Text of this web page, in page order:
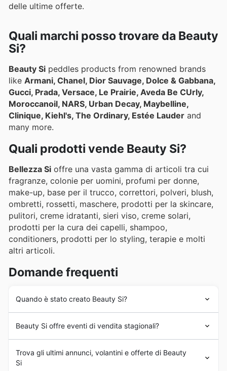
delle ultime offerte.
Quali marchi posso trovare da Beauty
Si?
Beauty Si peddles products from renowned brands
like Armani, Chanel, Dior Sauvage, Dolce & Gabbana,
Gucci, Prada, Versace, Le Prairie, Aveda Be CUrly,
Moroccanoil, NARS, Urban Decay, Maybelline,
Clinique, Kiehl's, The Ordinary, Estée Lauder and
many more.
Quali prodotti vende Beauty Si?
Bellezza Si offre una vasta gamma di articoli tra cui
fragranze, colonie per uomini, profumi per donne,
make-up, base per il trucco, correttori, polveri, blush,
ombretti, rossetti, maschere, prodotti per la skincare,
pulitori, creme idratanti, sieri viso, creme solari,
prodotti per la cura dei capelli, shampoo,
conditioners, prodotti per lo styling, terapie e molti
altri articoli.
Domande frequenti
Quando è stato creato Beauty Si?
sua fondazione,Beauty Siha mirato a offrire ai suoi
clienti cosmetici, fragranze e prodotti per la bellezza di
elevata qualità e delle aziende più rinomate a livello
mondiale. Negli anni seguenti,
ha subito una
Beauty Si offre eventi di vendita stagionali?
promozioni stagionali e saldiprevisti nel calendario
commerciale italiano. Non perdere i nostri
Trova gli ultimi annunci, volantini e offerte di Beauty
Si